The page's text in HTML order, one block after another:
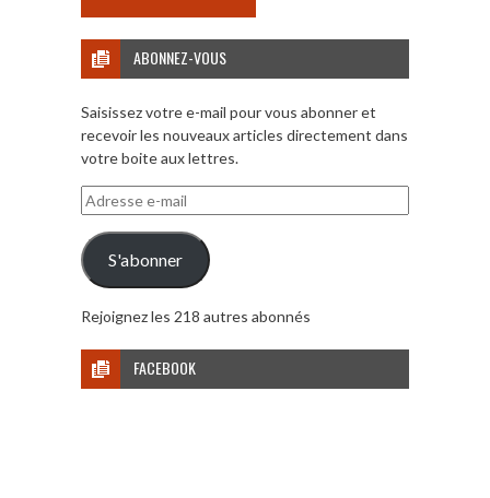
ABONNEZ-VOUS
Saisissez votre e-mail pour vous abonner et
recevoir les nouveaux articles directement dans
votre boite aux lettres.
Adresse
e-
mail
S'abonner
Rejoignez les 218 autres abonnés
FACEBOOK